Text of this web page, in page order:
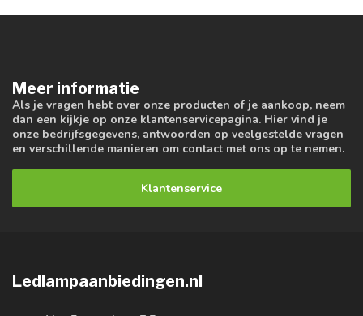
Meer informatie
Als je vragen hebt over onze producten of je aankoop, neem
dan een kijkje op onze klantenservicepagina. Hier vind je
onze bedrijfsgegevens, antwoorden op veelgestelde vragen
en verschillende manieren om contact met ons op te nemen.
Klantenservice
Ledlampaanbiedingen.nl